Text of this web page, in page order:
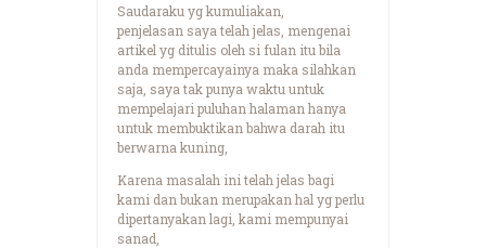
Saudaraku yg kumuliakan,
penjelasan saya telah jelas, mengenai
artikel yg ditulis oleh si fulan itu bila
anda mempercayainya maka silahkan
saja, saya tak punya waktu untuk
mempelajari puluhan halaman hanya
untuk membuktikan bahwa darah itu
berwarna kuning,
Karena masalah ini telah jelas bagi
kami dan bukan merupakan hal yg perlu
dipertanyakan lagi, kami mempunyai
sanad,